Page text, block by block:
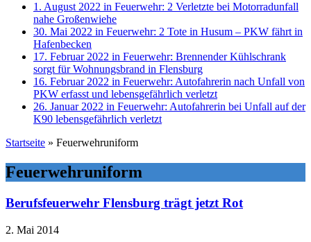
1. August 2022 in Feuerwehr: 2 Verletzte bei Motorradunfall
nahe Großenwiehe
30. Mai 2022 in Feuerwehr: 2 Tote in Husum – PKW fährt in
Hafenbecken
17. Februar 2022 in Feuerwehr: Brennender Kühlschrank
sorgt für Wohnungsbrand in Flensburg
16. Februar 2022 in Feuerwehr: Autofahrerin nach Unfall von
PKW erfasst und lebensgefährlich verletzt
26. Januar 2022 in Feuerwehr: Autofahrerin bei Unfall auf der
K90 lebensgefährlich verletzt
Startseite » Feuerwehruniform
Feuerwehruniform
Berufsfeuerwehr Flensburg trägt jetzt Rot
2. Mai 2014